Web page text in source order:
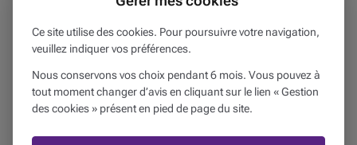
MA PENSION 28/10/2021
Une bonne lasagne pour votre retraite
4 min
Ce site utilise des cookies. Pour poursuivre votre navigation,
veuillez indiquer vos préférences.
Nous conservons vos choix pendant 6 mois. Vous pouvez à
tout moment changer d’avis en cliquant sur le lien « Gestion
des cookies » présent en pied de page du site.